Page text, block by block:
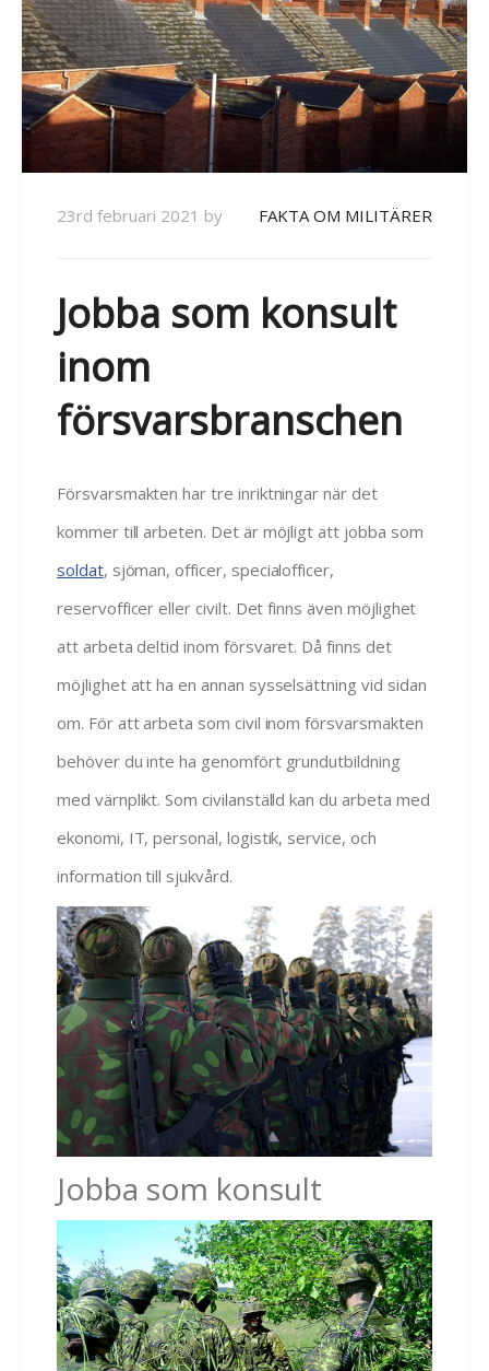
23rd februari 2021 by FAKTA OM MILITÄRER
Jobba som konsult
inom
försvarsbranschen
Försvarsmakten har tre inriktningar när det
kommer till arbeten. Det är möjligt att jobba som
soldat, sjöman, officer, specialofficer,
reservofficer eller civilt. Det finns även möjlighet
att arbeta deltid inom försvaret. Då finns det
möjlighet att ha en annan sysselsättning vid sidan
om. För att arbeta som civil inom försvarsmakten
behöver du inte ha genomfört grundutbildning
med värnplikt. Som civilanställd kan du arbeta med
ekonomi, IT, personal, logistik, service, och
information till sjukvård.
Jobba som konsult